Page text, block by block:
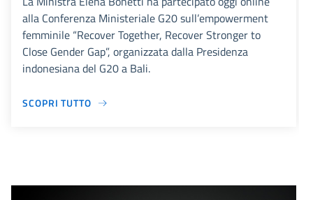
alla Conferenza Ministeriale G20 sull’empowerment
femminile “Recover Together, Recover Stronger to
Close Gender Gap”, organizzata dalla Presidenza
indonesiana del G20 a Bali.
SCOPRI TUTTO